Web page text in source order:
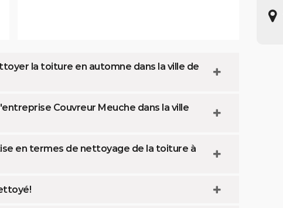
la toiture en automne dans la ville de
Couvreur Meuche dans la ville
en termes de nettoyage de la toiture à